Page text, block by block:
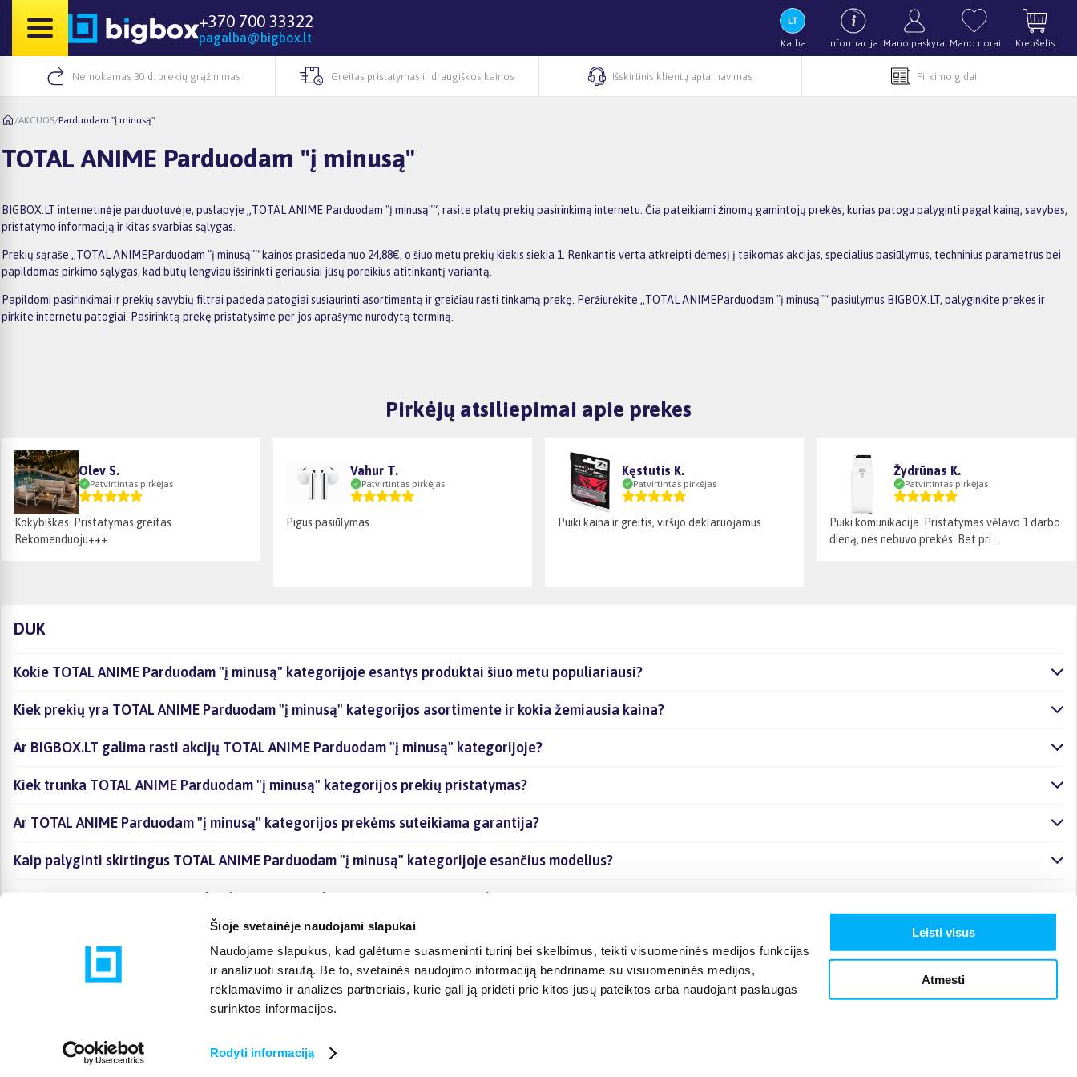
Šioje svetainėje naudojami slapukai
Naudojame slapukus, kad galėtume suasmeninti turinį bei skelbimus, teikti visuomeninės medijos funkcijas
ir analizuoti srautą. Be to, svetainės naudojimo informaciją bendriname su visuomeninės medijos,
reklamavimo ir analizės partneriais, kurie gali ją pridėti prie kitos jūsų pateiktos arba naudojant paslaugas
surinktos informacijos.
Rodyti informaciją
Leisti visus
Atmesti
+370 700 33322
pagalba@bigbox.lt Kalba Informacija Mano paskyra Mano norai Krepšelis
Nemokamas 30 d. prekių grąžinimas Greitas pristatymas ir draugiškos kainos Išskirtinis klientų aptarnavimas Pirkimo gidai
/AKCIJOS/Parduodam "į minusą"
TOTAL ANIME Parduodam "į minusą"
BIGBOX.LT internetinėje parduotuvėje, puslapyje „TOTAL ANIME Parduodam "į minusą"“, rasite platų prekių pasirinkimą internetu. Čia pateikiami žinomų gamintojų prekės, kurias patogu palyginti pagal kainą, savybes,
pristatymo informaciją ir kitas svarbias sąlygas.
Prekių sąraše „TOTAL ANIMEParduodam "į minusą"“ kainos prasideda nuo 24,88€, o šiuo metu prekių kiekis siekia 1. Renkantis verta atkreipti dėmesį į taikomas akcijas, specialius pasiūlymus, techninius parametrus bei
papildomas pirkimo sąlygas, kad būtų lengviau išsirinkti geriausiai jūsų poreikius atitinkantį variantą.
Papildomi pasirinkimai ir prekių savybių filtrai padeda patogiai susiaurinti asortimentą ir greičiau rasti tinkamą prekę. Peržiūrėkite „TOTAL ANIMEParduodam "į minusą"“ pasiūlymus BIGBOX.LT, palyginkite prekes ir
pirkite internetu patogiai. Pasirinktą prekę pristatysime per jos aprašyme nurodytą terminą.
Pirkėjų atsiliepimai apie prekes
Olev S.
Patvirtintas pirkėjas
Kokybiškas. Pristatymas greitas.
Rekomenduoju+++
Vahur T.
Patvirtintas pirkėjas
Pigus pasiūlymas
Kęstutis K.
Patvirtintas pirkėjas
Puiki kaina ir greitis, viršijo deklaruojamus.
Žydrūnas K.
Patvirtintas pirkėjas
Puiki komunikacija. Pristatymas vėlavo 1 darbo
dieną, nes nebuvo prekės. Bet pri ...
DUK
Kokie TOTAL ANIME Parduodam "į minusą" kategorijoje esantys produktai šiuo metu populiariausi?
Kiek prekių yra TOTAL ANIME Parduodam "į minusą" kategorijos asortimente ir kokia žemiausia kaina?
Ar BIGBOX.LT galima rasti akcijų TOTAL ANIME Parduodam "į minusą" kategorijoje?
Kiek trunka TOTAL ANIME Parduodam "į minusą" kategorijos prekių pristatymas?
Ar TOTAL ANIME Parduodam "į minusą" kategorijos prekėms suteikiama garantija?
Kaip palyginti skirtingus TOTAL ANIME Parduodam "į minusą" kategorijoje esančius modelius?
Kaip įsigyti TOTAL ANIME Parduodam "į minusą" kategorijoje esančias prekes internetu?